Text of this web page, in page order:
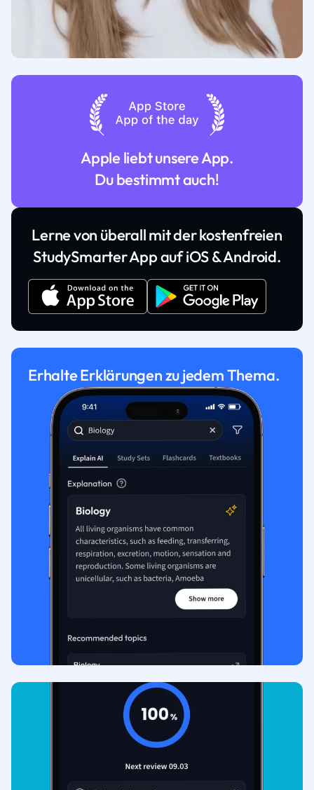
Apple liebt unsere App.
Du bestimmt auch!
Lerne von überall mit der kostenfreien
StudySmarter App auf iOS & Android.
Erhalte Erklärungen zu jedem Thema.